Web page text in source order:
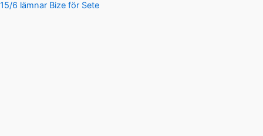
15/6 lämnar Bize för Sete